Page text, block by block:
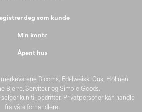
Blooms, Edelweiss, Gus, Holmen,
Bjerre, Serviteur og Simple Goods.
kun til bedrifter. Privatpersoner kan handle
fra våre forhandlere.
deg som kunde
Min konto
Åpent hus